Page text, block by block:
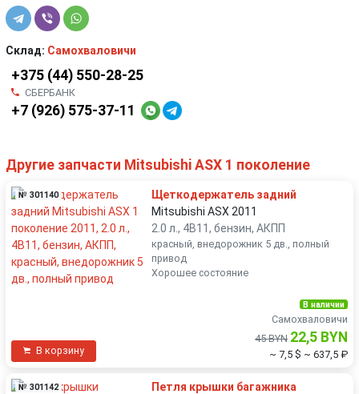
Склад: Самохваловичи
+375 (44) 550-28-25
СБЕРБАНК
+7 (926) 575-37-11
Другие запчасти Mitsubishi ASX 1 поколение
№ 301140
Щеткодержатель задний
Mitsubishi ASX 2011
2.0 л., 4B11, бензин, АКПП
красный, внедорожник 5 дв., полный
привод
Хорошее состояние
В корзину
В наличии
Самохваловичи
45 BYN 22,5 BYN
~ 7,5 $ ~ 637,5 ₽
№ 301142
Петля крышки багажника